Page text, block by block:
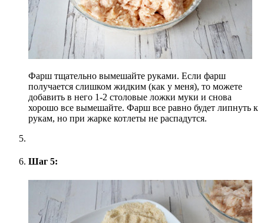
Фарш тщательно вымешайте руками. Если фарш
получается слишком жидким (как у меня), то можете
добавить в него 1-2 столовые ложки муки и снова
хорошо все вымешайте. Фарш все равно будет липнуть к
рукам, но при жарке котлеты не распадутся.
Шаг 5: